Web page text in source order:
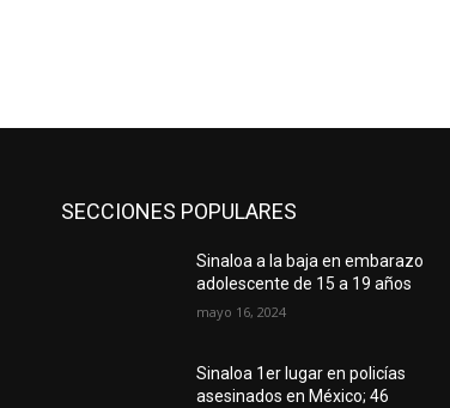
SECCIONES POPULARES
Sinaloa a la baja en embarazo
adolescente de 15 a 19 años
mayo 16, 2024
Sinaloa 1er lugar en policías
asesinados en México; 46